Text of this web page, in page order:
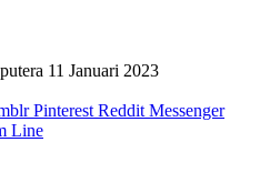
11 Januari 2023
Pinterest Reddit Messenger
Line